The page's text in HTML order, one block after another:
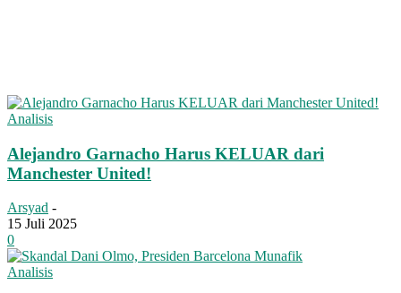
Analisis
Alejandro Garnacho Harus KELUAR dari
Manchester United!
Arsyad -
15 Juli 2025
0
Analisis